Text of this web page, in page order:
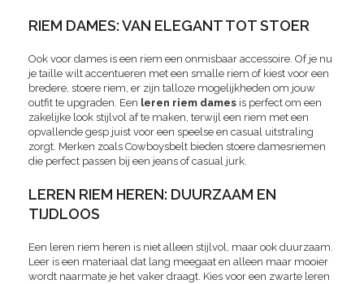
RIEM DAMES: VAN ELEGANT TOT STOER
Ook voor dames is een riem een onmisbaar accessoire. Of je nu
je taille wilt accentueren met een smalle riem of kiest voor een
bredere, stoere riem, er zijn talloze mogelijkheden om jouw
outfit te upgraden. Een leren riem dames is perfect om een
zakelijke look stijlvol af te maken, terwijl een riem met een
opvallende gesp juist voor een speelse en casual uitstraling
zorgt. Merken zoals Cowboysbelt bieden stoere damesriemen
die perfect passen bij een jeans of casual jurk.
LEREN RIEM HEREN: DUURZAAM EN
TIJDLOOS
Een leren riem heren is niet alleen stijlvol, maar ook duurzaam.
Leer is een materiaal dat lang meegaat en alleen maar mooier
wordt naarmate je het vaker draagt. Kies voor een zwarte leren